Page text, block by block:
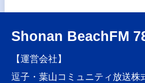
Shonan BeachFM
【運営会社】
逗子・葉山コミュニティ放送株